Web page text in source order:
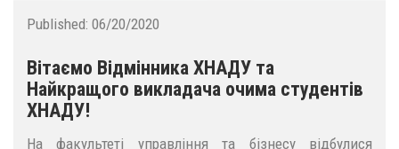
Published: 06/20/2020
Вітаємо Відмінника ХНАДУ та
Найкращого викладача очима студентів
ХНАДУ!
На факультеті управління та бізнесу відбулися